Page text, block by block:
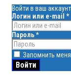
Войти в ваш аккаунт
Логин или e-mail *
Пароль*
Запомнить меня